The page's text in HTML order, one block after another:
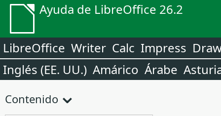
Ayuda de LibreOffice 26.2
LibreOffice Writer Calc Impress
Inglés (EE. UU.) Amárico Árabe
Contenido